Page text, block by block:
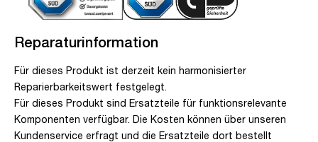
Reparaturinformation
Für dieses Produkt ist derzeit kein harmonisierter
Reparierbarkeitswert festgelegt.
Für dieses Produkt sind Ersatzteile für funktionsrelevante
Komponenten verfügbar. Die Kosten können über unseren
Kundenservice erfragt und die Ersatzteile dort bestellt